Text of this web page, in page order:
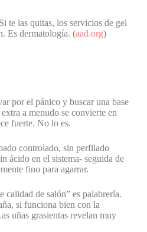
te las quitas, los servicios de gel
Es dermatología. (aad.org)
por el pánico y buscar una base
a menudo se convierte en
fuerte. No lo es.
controlado, sin perfilado
ácido en el sistema- seguida de
fino para agarrar.
calidad de salón” es palabrería.
si funciona bien con la
uñas grasientas revelan muy